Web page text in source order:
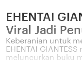
EHENTAI
Viral Jadi
Keberanian untuk
EHENTAI
meluncurkan buku